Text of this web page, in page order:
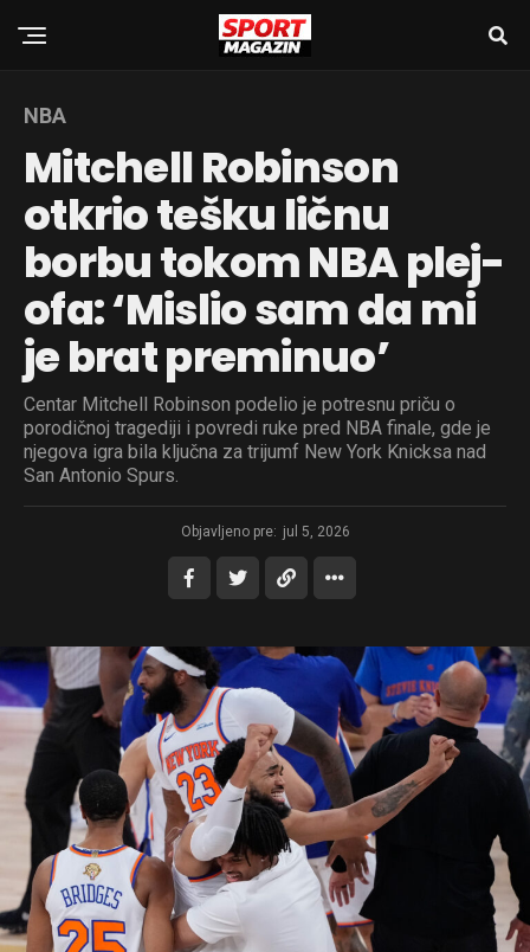
NBA
Mitchell Robinson
otkrio tešku ličnu
borbu tokom NBA plej-
ofa: ‘Mislio sam da mi
je brat preminuo’
Centar Mitchell Robinson podelio je potresnu priču o
porodičnoj tragediji i povredi ruke pred NBA finale, gde je
njegova igra bila ključna za trijumf New York Knicksa nad
San Antonio Spurs.
Objavljeno pre: jul 5, 2026